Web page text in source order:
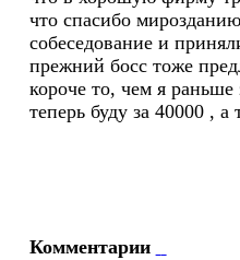
что спасибо
собеседование и
прежний босс тоже
короче то, чем я раньше
теперь буду за 40000 , а
Комментарии